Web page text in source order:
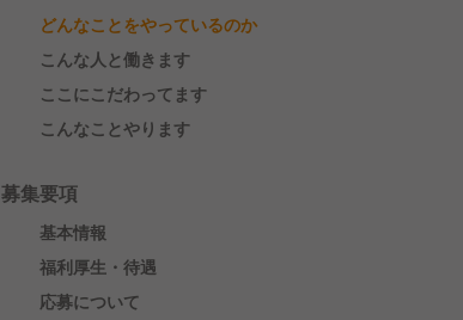
どんなことをやっているのか
こんな人と働きます
ここにこだわってます
こんなことやります
募集要項
基本情報
福利厚生・待遇
応募について